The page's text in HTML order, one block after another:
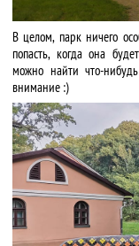
В целом, парк ничего
попасть, когда она
можно найти что-
внимание :)